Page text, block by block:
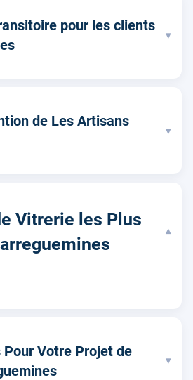
pour les clients
▾
de Les Artisans
▾
Vitrerie les Plus
▾
Votre Projet de
▾